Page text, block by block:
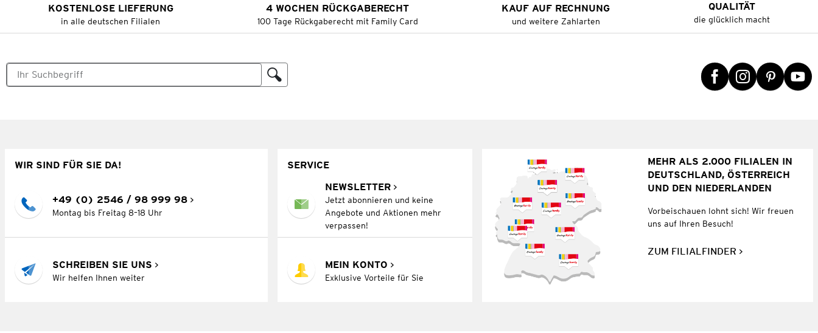
KOSTENLOSE LIEFERUNG
in alle deutschen Filialen
4 WOCHEN RÜCKGABERECHT
100 Tage Rückgaberecht mit Family Card
KAUF AUF RECHNUNG
und weitere Zahlarten
QUALITÄT
die glücklich macht
WIR SIND FÜR SIE DA!
+49 (0) 2546 / 98 999 98
Montag bis Freitag 8–18 Uhr
SCHREIBEN SIE UNS
Wir helfen Ihnen weiter
SERVICE
NEWSLETTER
Jetzt abonnieren und keine
Angebote und Aktionen mehr
verpassen!
MEIN KONTO
Exklusive Vorteile für Sie
MEHR ALS 2.000 FILIALEN IN
DEUTSCHLAND, ÖSTERREICH
UND DEN NIEDERLANDEN
Vorbeischauen lohnt sich! Wir freuen
uns auf Ihren Besuch!
ZUM FILIALFINDER